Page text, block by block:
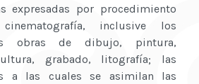
expresadas por procedimiento
inclusive los
obras de dibujo, pintura,
grabado, litografía; las
a las cuales se asimilan las